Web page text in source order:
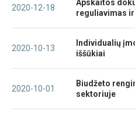
2020-12-18
Apskaitos
reguliavimas ir
2020-10-13
Individualių
iššūkiai
2020-10-01
Biudžeto
sektoriuje